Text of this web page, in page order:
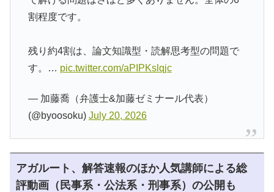
割程度です。
残り約4割は、論文知識型・読解思考型の問題で
す。… pic.twitter.com/aPIPKslqjc
— 加藤喬（弁護士&加藤ゼミナール代表）
(@byoosoku) July 20, 2026
アガルート、解答速報のほか人気講師による総
評動画（民事系・公法系・刑事系）の公開も